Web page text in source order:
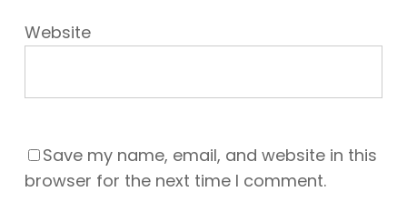
Website
Save my name, email, and website in this
browser for the next time I comment.